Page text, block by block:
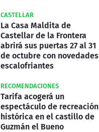
CASTELLAR
La Casa Maldita de
Castellar de la Frontera
abrirá sus puertas 27 al 31
de octubre con novedades
escalofriantes
RECOMENDACIONES
Tarifa acogerá un
espectáculo de recreación
histórica en el castillo de
Guzmán el Bueno